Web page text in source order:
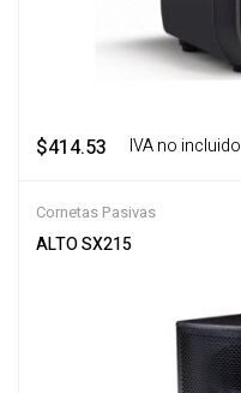
$414.53 ‎ ‎ ‎ IVA no incluido
Cornetas Pasivas
ALTO SX215